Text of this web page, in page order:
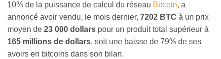
10% de la puissance de calcul du réseau Bitcoin, a
annoncé avoir vendu, le mois dernier, 7202 BTC à un prix
moyen de 23 000 dollars pour un produit total supérieur à
165 millions de dollars, soit une baisse de 79% de ses
avoirs en bitcoins dans son bilan.